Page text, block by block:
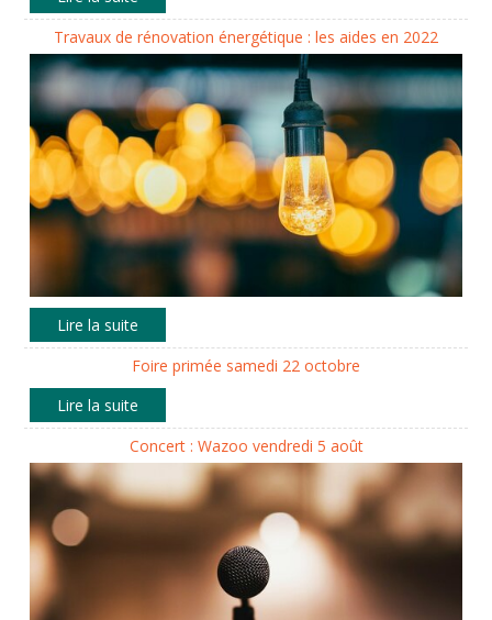
Travaux de rénovation énergétique : les aides en 2022
Foire primée samedi 22 octobre
Concert : Wazoo vendredi 5 août